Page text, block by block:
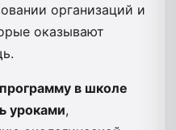
организаций и
оказывают
в школе
уроками,